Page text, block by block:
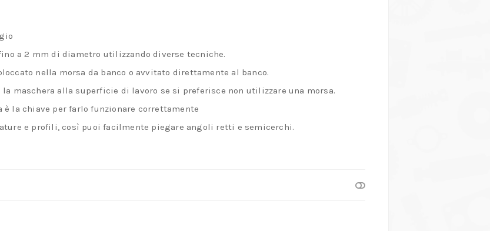
a 2 mm di diametro utilizzando diverse tecniche.
nella morsa da banco o avvitato direttamente al banco.
maschera alla superficie di lavoro se si preferisce non utilizzare una morsa.
la chiave per farlo funzionare correttamente
e profili, così puoi facilmente piegare angoli retti e semicerchi.